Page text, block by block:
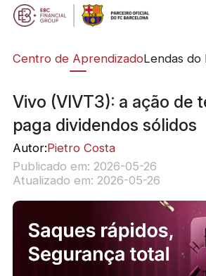
Centro de AprendizadoLendas do
Vivo (VIVT3): a ação de
paga dividendos sólidos
Autor:Pietro Costa
Publicado em: 2026-05-26
Atualizado em: 2026-05-26